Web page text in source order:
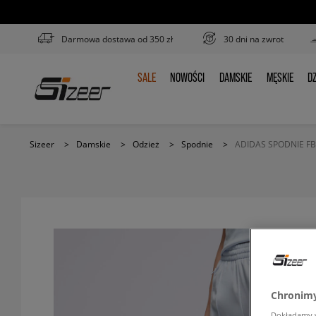
Darmowa dostawa od 350 zł 30 dni na zwrot
SALE
SALE NOWOŚCI
NOWOŚCI DAMSKIE
DAMSKIE MĘSKIE
MĘSKIE
Sizeer > Damskie > Odzież > Spodnie > ADIDAS SPODNIE